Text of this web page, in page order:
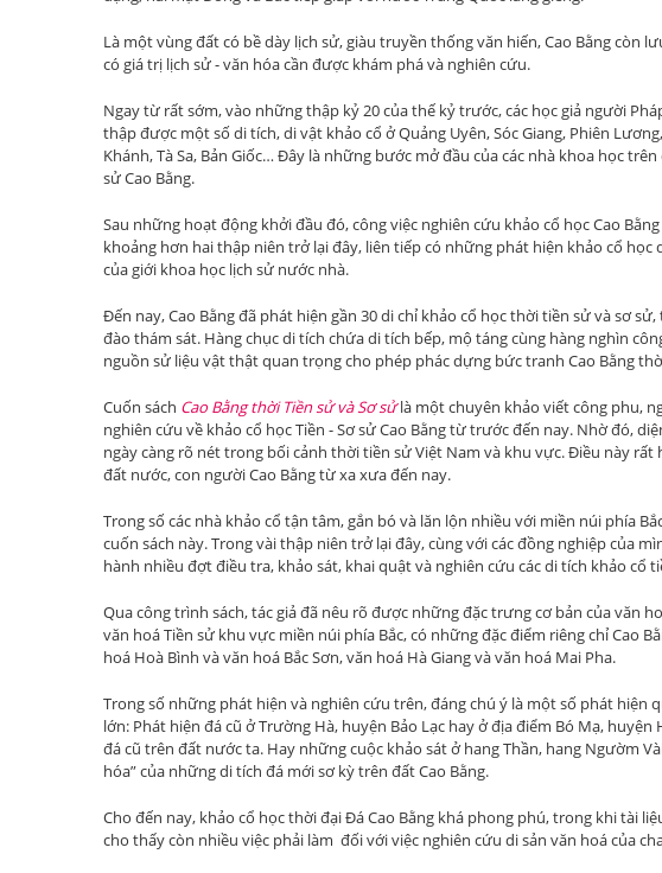
Là một vùng đất có bề dày lịch sử, giàu truyền thống văn hiến, Cao Bằng còn
có giá trị lịch sử - văn hóa cần được khám phá và nghiên cứu.
Ngay từ rất sớm, vào những thập kỷ 20 của thế kỷ trước, các học giả người
thập được một số di tích, di vật khảo cổ ở Quảng Uyên, Sóc Giang, Phiên
Khánh, Tà Sa, Bản Giốc… Đây là những bước mở đầu của các nhà khoa học
sử Cao Bằng.
Sau những hoạt động khởi đầu đó, công việc nghiên cứu khảo cổ học Cao
khoảng hơn hai thập niên trở lại đây, liên tiếp có những phát hiện khảo cổ
của giới khoa học lịch sử nước nhà.
Đến nay, Cao Bằng đã phát hiện gần 30 di chỉ khảo cổ học thời tiền sử và sơ
đào thám sát. Hàng chục di tích chứa di tích bếp, mộ táng cùng hàng nghìn
nguồn sử liệu vật thật quan trọng cho phép phác dựng bức tranh Cao Bằng
Cuốn sách Cao Bằng thời Tiền sử và Sơ sửlà một chuyên khảo viết công phu,
nghiên cứu về khảo cổ học Tiền - Sơ sử Cao Bằng từ trước đến nay. Nhờ đó,
ngày càng rõ nét trong bối cảnh thời tiền sử Việt Nam và khu vực. Điều này
đất nước, con người Cao Bằng từ xa xưa đến nay.
Trong số các nhà khảo cổ tận tâm, gắn bó và lăn lộn nhiều với miền núi phía
cuốn sách này. Trong vài thập niên trở lại đây, cùng với các đồng nghiệp của
hành nhiều đợt điều tra, khảo sát, khai quật và nghiên cứu các di tích khảo cổ
Qua công trình sách, tác giả đã nêu rõ được những đặc trưng cơ bản của văn
văn hoá Tiền sử khu vực miền núi phía Bắc, có những đặc điểm riêng chỉ Cao
hoá Hoà Bình và văn hoá Bắc Sơn, văn hoá Hà Giang và văn hoá Mai Pha.
Trong số những phát hiện và nghiên cứu trên, đáng chú ý là một số phát hiện
lớn: Phát hiện đá cũ ở Trường Hà, huyện Bảo Lạc hay ở địa điểm Bó Mạ,
đá cũ trên đất nước ta. Hay những cuộc khảo sát ở hang Thần, hang Ngườm
hóa” của những di tích đá mới sơ kỳ trên đất Cao Bằng.
Cho đến nay, khảo cổ học thời đại Đá Cao Bằng khá phong phú, trong khi tài
cho thấy còn nhiều việc phải làm đối với việc nghiên cứu di sản văn hoá của